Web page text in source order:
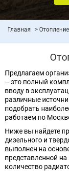
Главная
Предлагаем
– это полный
вводу в
различные
подобрать
работаем по
Ниже вы найдете
дизельного и
выполнен на
представленной
количество